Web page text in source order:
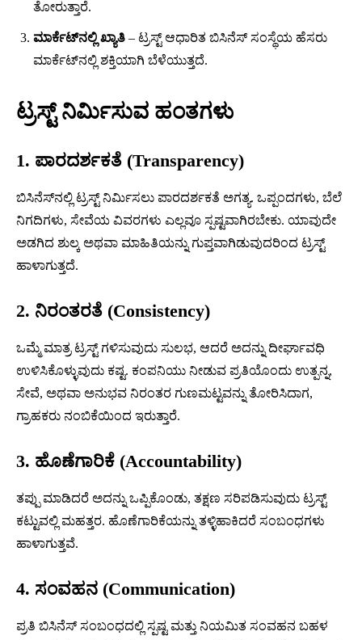
ತೋರುತ್ತಾರೆ.
ಮಾರ್ಕೆಟ್‌ನಲ್ಲಿ ಖ್ಯಾತಿ – ಟ್ರಸ್ಟ್ ಆಧಾರಿತ ಬಿಸಿನೆಸ್ ಸಂಸ್ಥೆಯ ಹೆಸರು
ಮಾರ್ಕೆಟ್‌ನಲ್ಲಿ ಶಕ್ತಿಯಾಗಿ ಬೆಳೆಯುತ್ತದೆ.
ಟ್ರಸ್ಟ್ ನಿರ್ಮಿಸುವ ಹಂತಗಳು
1. ಪಾರದರ್ಶಕತೆ (Transparency)
ಬಿಸಿನೆಸ್‌ನಲ್ಲಿ ಟ್ರಸ್ಟ್ ನಿರ್ಮಿಸಲು ಪಾರದರ್ಶಕತೆ ಅಗತ್ಯ. ಒಪ್ಪಂದಗಳು, ಬೆಲೆ
ನಿಗದಿಗಳು, ಸೇವೆಯ ವಿವರಗಳು ಎಲ್ಲವೂ ಸ್ಪಷ್ಟವಾಗಿರಬೇಕು. ಯಾವುದೇ
ಅಡಗಿದ ಶುಲ್ಕ ಅಥವಾ ಮಾಹಿತಿಯನ್ನು ಗುಪ್ತವಾಗಿಡುವುದರಿಂದ ಟ್ರಸ್ಟ್
ಹಾಳಾಗುತ್ತದೆ.
2. ನಿರಂತರತೆ (Consistency)
ಒಮ್ಮೆ ಮಾತ್ರ ಟ್ರಸ್ಟ್ ಗಳಿಸುವುದು ಸುಲಭ, ಆದರೆ ಅದನ್ನು ದೀರ್ಘಾವಧಿ
ಉಳಿಸಿಕೊಳ್ಳುವುದು ಕಷ್ಟ. ಕಂಪನಿಯು ನೀಡುವ ಪ್ರತಿಯೊಂದು ಉತ್ಪನ್ನ,
ಸೇವೆ, ಅಥವಾ ಅನುಭವ ನಿರಂತರ ಗುಣಮಟ್ಟವನ್ನು ತೋರಿಸಿದಾಗ,
ಗ್ರಾಹಕರು ನಂಬಿಕೆಯಿಂದ ಇರುತ್ತಾರೆ.
3. ಹೊಣೆಗಾರಿಕೆ (Accountability)
ತಪ್ಪು ಮಾಡಿದರೆ ಅದನ್ನು ಒಪ್ಪಿಕೊಂಡು, ತಕ್ಷಣ ಸರಿಪಡಿಸುವುದು ಟ್ರಸ್ಟ್
ಕಟ್ಟುವಲ್ಲಿ ಮಹತ್ತರ. ಹೊಣೆಗಾರಿಕೆಯನ್ನು ತಳ್ಳಿಹಾಕಿದರೆ ಸಂಬಂಧಗಳು
ಹಾಳಾಗುತ್ತವೆ.
4. ಸಂವಹನ (Communication)
ಪ್ರತಿ ಬಿಸಿನೆಸ್ ಸಂಬಂಧದಲ್ಲಿ ಸ್ಪಷ್ಟ ಮತ್ತು ನಿಯಮಿತ ಸಂವಹನ ಬಹಳ